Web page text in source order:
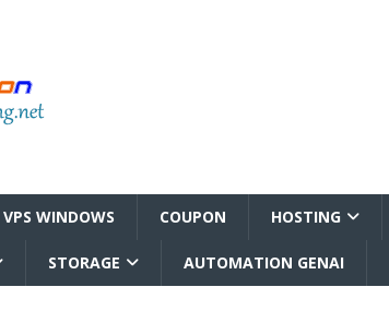
VPS WINDOWS COUPON HOSTING
STORAGE AUTOMATION GENAI